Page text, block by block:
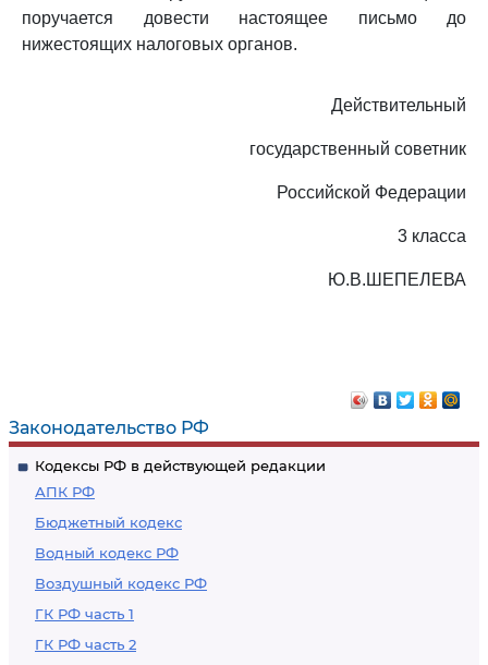
Законодательство РФ
Кодексы РФ в действующей редакции
АПК РФ
Бюджетный кодекс
Водный кодекс РФ
Воздушный кодекс РФ
ГК РФ часть 1
ГК РФ часть 2
поручается довести настоящее письмо до
нижестоящих налоговых органов.
Действительный
государственный советник
Российской Федерации
3 класса
Ю.В.ШЕПЕЛЕВА